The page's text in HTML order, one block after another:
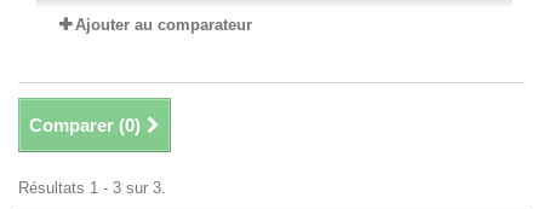
Ajouter au comparateur
Comparer (0)
Résultats 1 - 3 sur 3.